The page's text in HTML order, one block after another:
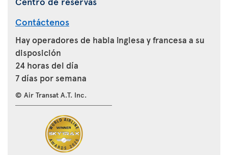
Contáctenos
Hay operadores de habla inglesa y francesa a su
disposición
24 horas del día
7 días por semana
© Air Transat A.T. Inc.